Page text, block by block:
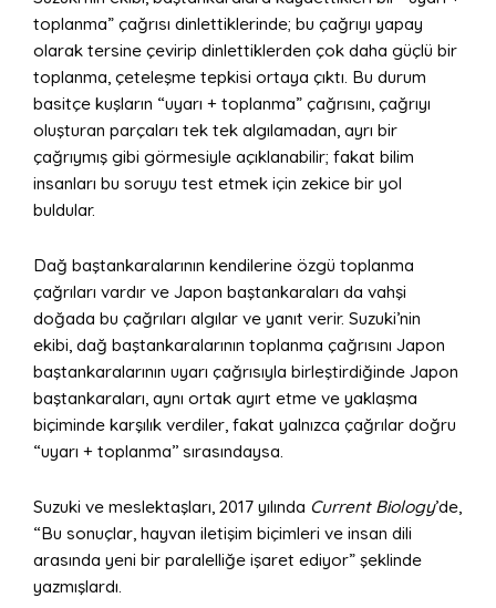
toplanma” çağrısı dinlettiklerinde; bu çağrıyı yapay
olarak tersine çevirip dinlettiklerden çok daha güçlü bir
toplanma, çeteleşme tepkisi ortaya çıktı. Bu durum
basitçe kuşların “uyarı + toplanma” çağrısını, çağrıyı
oluşturan parçaları tek tek algılamadan, ayrı bir
çağrıymış gibi görmesiyle açıklanabilir; fakat bilim
insanları bu soruyu test etmek için zekice bir yol
buldular.
Dağ baştankaralarının kendilerine özgü toplanma
çağrıları vardır ve Japon baştankaraları da vahşi
doğada bu çağrıları algılar ve yanıt verir. Suzuki’nin
ekibi, dağ baştankaralarının toplanma çağrısını Japon
baştankaralarının uyarı çağrısıyla birleştirdiğinde Japon
baştankaraları, aynı ortak ayırt etme ve yaklaşma
biçiminde karşılık verdiler, fakat yalnızca çağrılar doğru
“uyarı + toplanma’’ sırasındaysa.
Suzuki ve meslektaşları, 2017 yılında Current Biology’de,
“Bu sonuçlar, hayvan iletişim biçimleri ve insan dili
arasında yeni bir paralelliğe işaret ediyor” şeklinde
yazmışlardı.